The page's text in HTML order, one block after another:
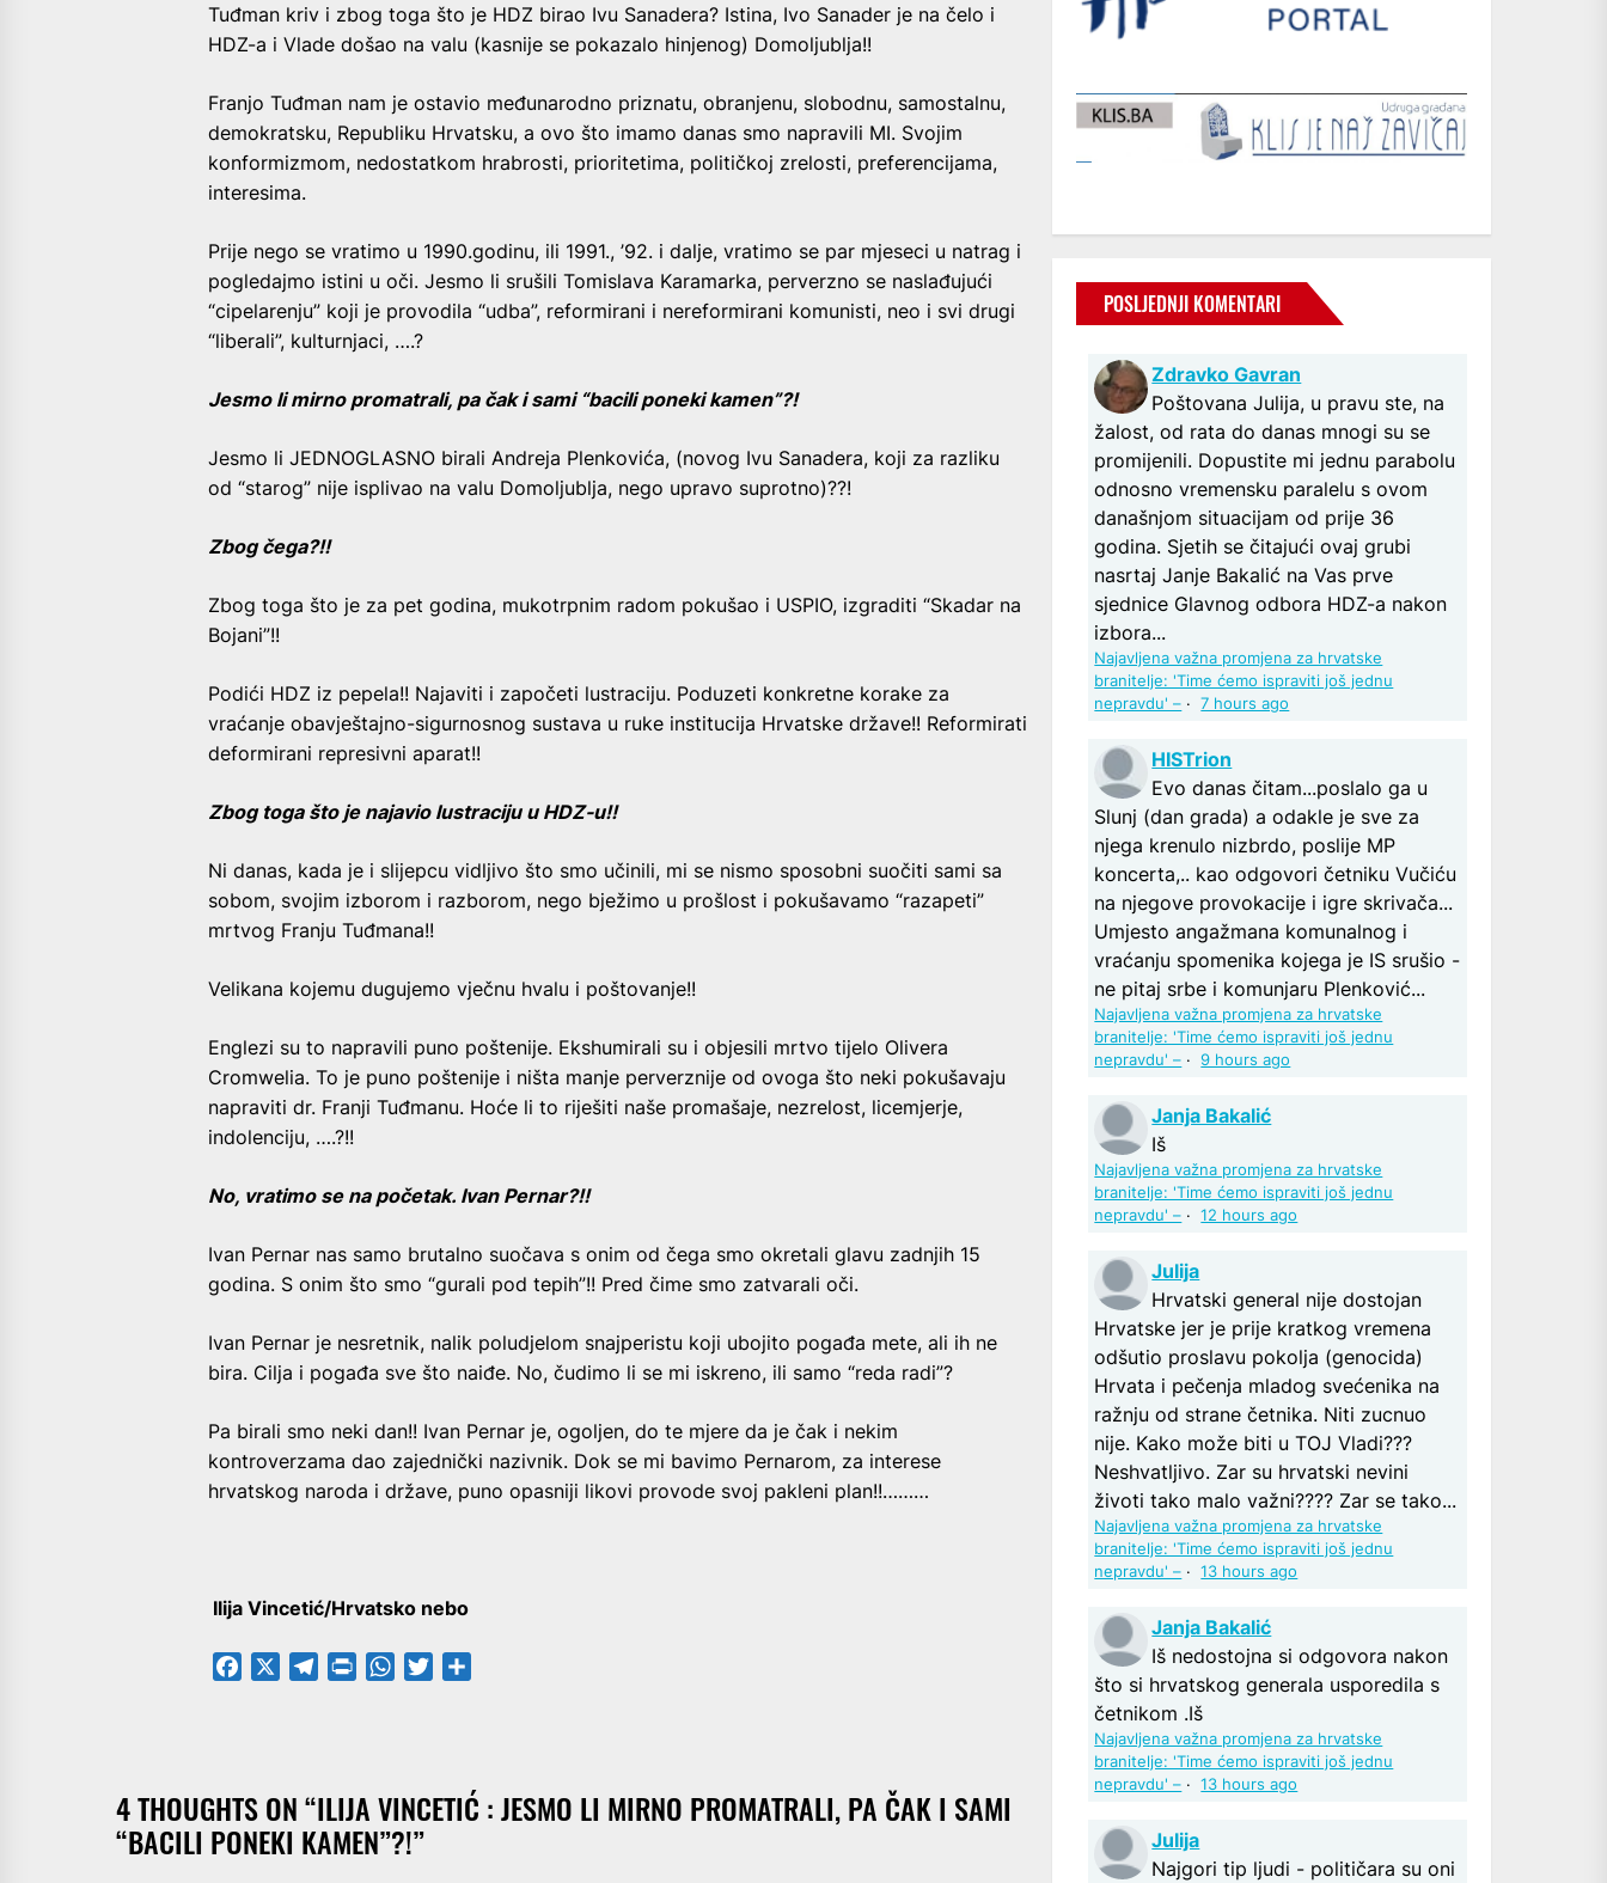
Tuđman kriv i zbog toga što je HDZ birao Ivu Sanadera? Istina, Ivo Sanader je na čelo i
HDZ-a i Vlade došao na valu (kasnije se pokazalo hinjenog) Domoljublja!!
Franjo Tuđman nam je ostavio međunarodno priznatu, obranjenu, slobodnu, samostalnu,
demokratsku, Republiku Hrvatsku, a ovo što imamo danas smo napravili MI. Svojim
konformizmom, nedostatkom hrabrosti, prioritetima, političkoj zrelosti, preferencijama,
interesima.
Prije nego se vratimo u 1990.godinu, ili 1991., ’92. i dalje, vratimo se par mjeseci u natrag i
pogledajmo istini u oči. Jesmo li srušili Tomislava Karamarka, perverzno se naslađujući
“cipelarenju” koji je provodila “udba”, reformirani i nereformirani komunisti, neo i svi drugi
“liberali”, kulturnjaci, ….?
Jesmo li mirno promatrali, pa čak i sami “bacili poneki kamen”?!
Jesmo li JEDNOGLASNO birali Andreja Plenkovića, (novog Ivu Sanadera, koji za razliku
od “starog” nije isplivao na valu Domoljublja, nego upravo suprotno)??!
Zbog čega?!!
Zbog toga što je za pet godina, mukotrpnim radom pokušao i USPIO, izgraditi “Skadar na
Bojani”!!
Podići HDZ iz pepela!! Najaviti i započeti lustraciju. Poduzeti konkretne korake za
vraćanje obavještajno-sigurnosnog sustava u ruke institucija Hrvatske države!! Reformirati
deformirani represivni aparat!!
Zbog toga što je najavio lustraciju u HDZ-u!!
Ni danas, kada je i slijepcu vidljivo što smo učinili, mi se nismo sposobni suočiti sami sa
sobom, svojim izborom i razborom, nego bježimo u prošlost i pokušavamo “razapeti”
mrtvog Franju Tuđmana!!
Velikana kojemu dugujemo vječnu hvalu i poštovanje!!
Englezi su to napravili puno poštenije. Ekshumirali su i objesili mrtvo tijelo Olivera
Cromwelia. To je puno poštenije i ništa manje perverznije od ovoga što neki pokušavaju
napraviti dr. Franji Tuđmanu. Hoće li to riješiti naše promašaje, nezrelost, licemjerje,
indolenciju, ….?!!
No, vratimo se na početak. Ivan Pernar?!!
Ivan Pernar nas samo brutalno suočava s onim od čega smo okretali glavu zadnjih 15
godina. S onim što smo “gurali pod tepih”!! Pred čime smo zatvarali oči.
Ivan Pernar je nesretnik, nalik poludjelom snajperistu koji ubojito pogađa mete, ali ih ne
bira. Cilja i pogađa sve što naiđe. No, čudimo li se mi iskreno, ili samo “reda radi”?
Pa birali smo neki dan!! Ivan Pernar je, ogoljen, do te mjere da je čak i nekim
kontroverzama dao zajednički nazivnik. Dok se mi bavimo Pernarom, za interese
hrvatskog naroda i države, puno opasniji likovi provode svoj pakleni plan!!………
Ilija Vincetić/Hrvatsko nebo
FacebookTelegramPrintFriendly
WhatsApp
Twitter
4 THOUGHTS ON “ILIJA VINCETIĆ : JESMO LI MIRNO PROMATRALI, PA ČAK I SAMI
“BACILI PONEKI KAMEN”?!”
POSLJEDNJI KOMENTARI
Zdravko Gavran
Poštovana Julija, u pravu ste, na
žalost, od rata do danas mnogi su se
promijenili. Dopustite mi jednu parabolu
odnosno vremensku paralelu s ovom
današnjom situacijam od prije 36
godina. Sjetih se čitajući ovaj grubi
nasrtaj Janje Bakalić na Vas prve
sjednice Glavnog odbora HDZ-a nakon
izbora...
Najavljena važna promjena za hrvatske
branitelje: 'Time ćemo ispraviti još jednu
nepravdu' – ·7 hours ago
HISTrion
Evo danas čitam...poslalo ga u
Slunj (dan grada) a odakle je sve za
njega krenulo nizbrdo, poslije MP
koncerta,.. kao odgovori četniku Vučiću
na njegove provokacije i igre skrivača...
Umjesto angažmana komunalnog i
vraćanju spomenika kojega je IS srušio -
ne pitaj srbe i komunjaru Plenković...
Najavljena važna promjena za hrvatske
branitelje: 'Time ćemo ispraviti još jednu
nepravdu' – ·9 hours ago
Janja Bakalić
Iš
Najavljena važna promjena za hrvatske
branitelje: 'Time ćemo ispraviti još jednu
nepravdu' – ·12 hours ago
Julija
Hrvatski general nije dostojan
Hrvatske jer je prije kratkog vremena
odšutio proslavu pokolja (genocida)
Hrvata i pečenja mladog svećenika na
ražnju od strane četnika. Niti zucnuo
nije. Kako može biti u TOJ Vladi???
Neshvatljivo. Zar su hrvatski nevini
životi tako malo važni???? Zar se tako...
Najavljena važna promjena za hrvatske
branitelje: 'Time ćemo ispraviti još jednu
nepravdu' – ·13 hours ago
Janja Bakalić
Iš nedostojna si odgovora nakon
što si hrvatskog generala usporedila s
četnikom .Iš
Najavljena važna promjena za hrvatske
branitelje: 'Time ćemo ispraviti još jednu
nepravdu' – ·13 hours ago
Julija
Najgori tip ljudi - političara su oni